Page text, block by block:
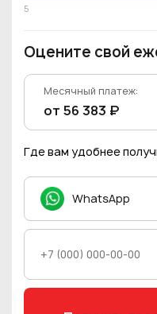
5
Оцените свой
Месячный платеж:
от 56 383 ₽
Где вам удобнее
WhatsApp